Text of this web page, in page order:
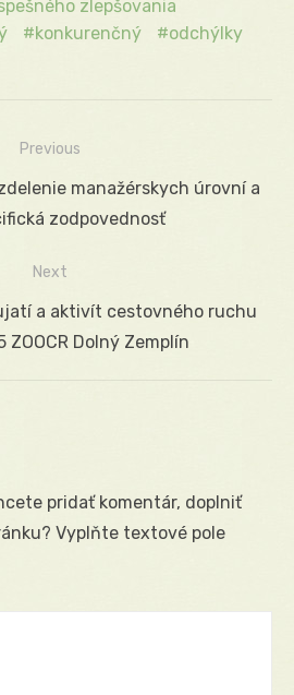
zlepšovania
konkurenčný
odchýlky
Previous
manažérskych úrovní a
zodpovednosť
Next
a aktivít cestovného ruchu
ZOOCR Dolný Zemplín
pridať komentár, doplniť
Vyplňte textové pole